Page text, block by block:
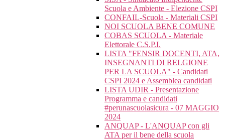
Scuola e Ambiente - Elezione CSPI
CONFAIL-Scuola - Materiali CSPI
NOI SCUOLA BENE COMUNE
COBAS SCUOLA - Materiale
Elettorale C.S.P.I.
LISTA "FENSIR DOCENTI, ATA,
INSEGNANTI DI RELGIONE
PER LA SCUOLA" - Candidati
CSPI 2024 e Assemblea candidati
LISTA UDIR - Presentazione
Programma e candidati
#perunascuolasicura - 07 MAGGIO
2024
ANQUAP - L'ANQUAP con gli
ATA per il bene della scuola